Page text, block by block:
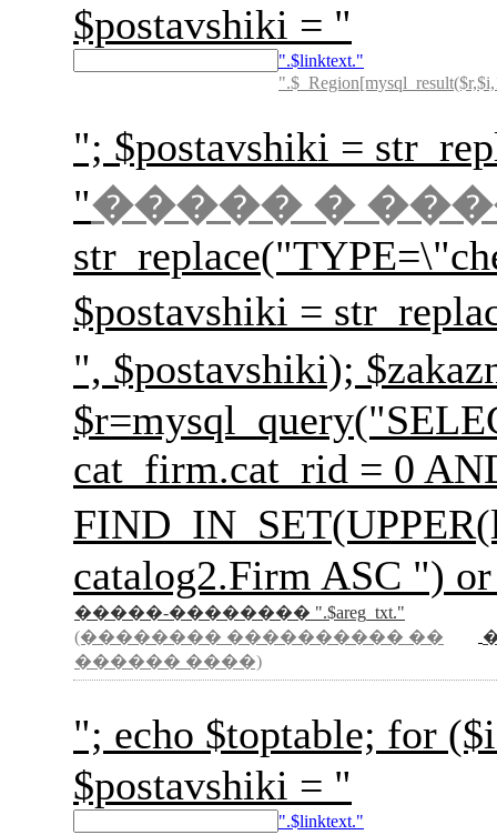
$postavshiki = "
".$linktext."
"; $postavshiki =
"����� �
$postavshiki =
", $postavshiki);
cat_firm.cat_rid = 0
catalog2.Firm ASC ")
�����-�������� ".$areg_txt."
(�������� ���������� ��
������ ����)
"; echo $toptable;
$postavshiki = "
".$linktext."